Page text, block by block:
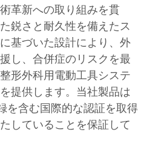
革新への取り組みを貫
鋭さと耐久性を備えたス
基づいた設計により、外
し、合併症のリスクを最
形外科用電動工具システ
提供します。当社製品は
を含む国際的な認証を取得
していることを保証して